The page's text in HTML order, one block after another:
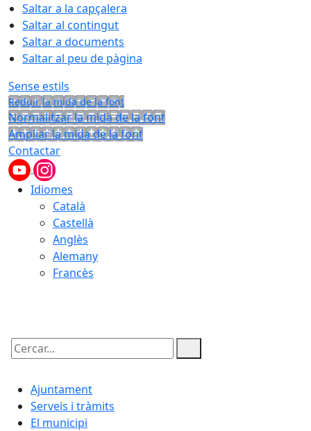
Saltar a la capçalera
Saltar al contingut
Saltar a documents
Saltar al peu de pàgina
Sense estils
Reduir la mida de la font
Normalitzar la mida de la font
Ampliar la mida de la font
Contactar
Idiomes
Català
Castellà
Anglès
Alemany
Francès
Cercar:
Ajuntament
Serveis i tràmits
El municipi